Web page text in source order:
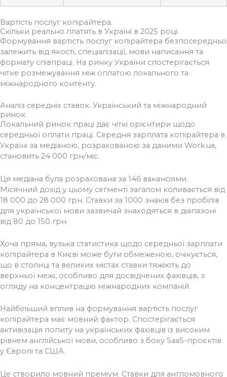
Вартість послуг копірайтера.
Скільки реально платять в Україні в 2025 році.
Формування вартість послуг копірайтера безпосередньо
залежить від якості, спеціалізації, мови написання та
формату співпраці. На ринку України спостерігається
чітке розмежування між оплатою локального та
міжнародного контенту.
Аналіз середніх ставок. Український та міжнародний
ринок.
Локальний ринок праці дає чіткі орієнтири щодо
середньої оплати праці. Середня зарплата копірайтера в
Україні за медіаною, розрахованою за даними Work.ua,
становить 24 000 грн/міс.
Ця медіана була розрахована за 146 вакансіями.
Місячний дохід у цьому сегменті загалом коливається від
18 000 до 28 000 грн. Ставки за 1000 знаків без пробілів
для української мови зазвичай знаходяться в діапазоні
від 80 до 150 грн.
Хоча пряма, вузька статистика щодо середньої зарплати
копірайтера в Києві може бути обмеженою, очікується,
що в столиці та великих містах ставки тяжіють до
верхньої межі, особливо для досвідчених фахівців, з
огляду на концентрацію міжнародних компаній.
Найбільший вплив на формування вартість послуг
копірайтера має мовний фактор. Спостерігається
активізація попиту на українських фахівців із високим
рівнем англійської мови, особливо з боку SaaS-проєктів
у Європі та США.
Це створило мовний преміум. Ставки для англомовного